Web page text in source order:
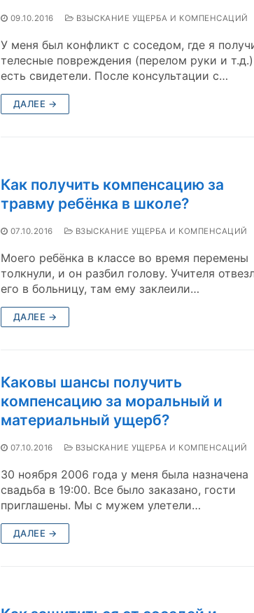
09.10.2016 ВЗЫСКАНИЕ УЩЕРБА И КОМПЕНСАЦИЙ
У меня был конфликт с соседом, где я
телесные повреждения (перелом руки и
есть свидетели. После консультации с…
ДАЛЕЕ →
Как получить компенсацию за
травму ребёнка в школе?
07.10.2016 ВЗЫСКАНИЕ УЩЕРБА И КОМПЕНСАЦИЙ
Моего ребёнка в классе во время перемены
толкнули, и он разбил голову. Учителя
его в больницу, там ему заклеили…
ДАЛЕЕ →
Каковы шансы получить
компенсацию за моральный и
материальный ущерб?
07.10.2016 ВЗЫСКАНИЕ УЩЕРБА И КОМПЕНСАЦИЙ
30 ноября 2006 года у меня была назначена
свадьба в 19:00. Все было заказано, гости
приглашены. Мы с мужем улетели…
ДАЛЕЕ →